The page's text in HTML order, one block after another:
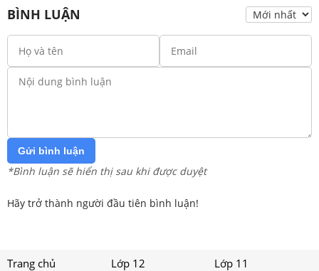
BÌNH LUẬN
Gửi bình luận
*Bình luận sẽ hiển thị sau khi được duyệt
Hãy trở thành người đầu tiên bình luận!
Trang chủ Lớp 12
Lớp 11